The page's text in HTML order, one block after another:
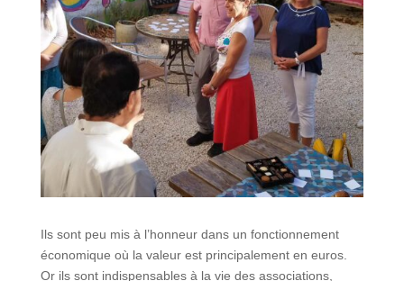
Ils sont peu mis à l’honneur dans un fonctionnement
économique où la valeur est principalement en euros.
Or ils sont indispensables à la vie des associations,